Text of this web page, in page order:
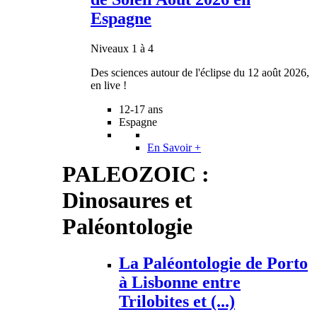
Espagne
Niveaux 1 à 4
Des sciences autour de l'éclipse du 12 août 2026,
en live !
12-17 ans
Espagne
En Savoir +
PALEOZOIC :
Dinosaures et
Paléontologie
La Paléontologie de Porto
à Lisbonne entre
Trilobites et (...)